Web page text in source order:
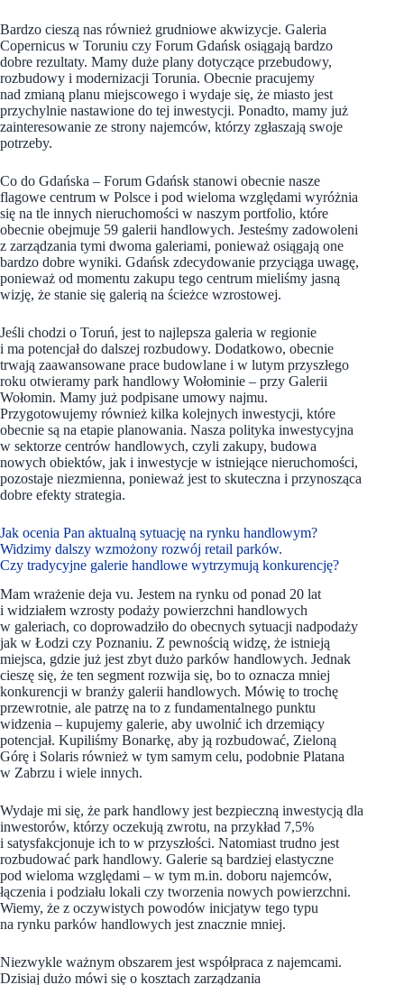
Bardzo cieszą nas również grudniowe akwizycje. Galeria
Copernicus w Toruniu czy Forum Gdańsk osiągają bardzo
dobre rezultaty. Mamy duże plany dotyczące przebudowy,
rozbudowy i modernizacji Torunia. Obecnie pracujemy
nad zmianą planu miejscowego i wydaje się, że miasto jest
przychylnie nastawione do tej inwestycji. Ponadto, mamy już
zainteresowanie ze strony najemców, którzy zgłaszają swoje
potrzeby.
Co do Gdańska – Forum Gdańsk stanowi obecnie nasze
flagowe centrum w Polsce i pod wieloma względami wyróżnia
się na tle innych nieruchomości w naszym portfolio, które
obecnie obejmuje 59 galerii handlowych. Jesteśmy zadowoleni
z zarządzania tymi dwoma galeriami, ponieważ osiągają one
bardzo dobre wyniki. Gdańsk zdecydowanie przyciąga uwagę,
ponieważ od momentu zakupu tego centrum mieliśmy jasną
wizję, że stanie się galerią na ścieżce wzrostowej.
Jeśli chodzi o Toruń, jest to najlepsza galeria w regionie
i ma potencjał do dalszej rozbudowy. Dodatkowo, obecnie
trwają zaawansowane prace budowlane i w lutym przyszłego
roku otwieramy park handlowy Wołominie – przy Galerii
Wołomin. Mamy już podpisane umowy najmu.
Przygotowujemy również kilka kolejnych inwestycji, które
obecnie są na etapie planowania. Nasza polityka inwestycyjna
w sektorze centrów handlowych, czyli zakupy, budowa
nowych obiektów, jak i inwestycje w istniejące nieruchomości,
pozostaje niezmienna, ponieważ jest to skuteczna i przynosząca
dobre efekty strategia.
Jak ocenia Pan aktualną sytuację na rynku handlowym?
Widzimy dalszy wzmożony rozwój retail parków.
Czy tradycyjne galerie handlowe wytrzymują konkurencję?
Mam wrażenie deja vu. Jestem na rynku od ponad 20 lat
i widziałem wzrosty podaży powierzchni handlowych
w galeriach, co doprowadziło do obecnych sytuacji nadpodaży
jak w Łodzi czy Poznaniu. Z pewnością widzę, że istnieją
miejsca, gdzie już jest zbyt dużo parków handlowych. Jednak
cieszę się, że ten segment rozwija się, bo to oznacza mniej
konkurencji w branży galerii handlowych. Mówię to trochę
przewrotnie, ale patrzę na to z fundamentalnego punktu
widzenia – kupujemy galerie, aby uwolnić ich drzemiący
potencjał. Kupiliśmy Bonarkę, aby ją rozbudować, Zieloną
Górę i Solaris również w tym samym celu, podobnie Platana
w Zabrzu i wiele innych.
Wydaje mi się, że park handlowy jest bezpieczną inwestycją dla
inwestorów, którzy oczekują zwrotu, na przykład 7,5%
i satysfakcjonuje ich to w przyszłości. Natomiast trudno jest
rozbudować park handlowy. Galerie są bardziej elastyczne
pod wieloma względami – w tym m.in. doboru najemców,
łączenia i podziału lokali czy tworzenia nowych powierzchni.
Wiemy, że z oczywistych powodów inicjatyw tego typu
na rynku parków handlowych jest znacznie mniej.
Niezwykle ważnym obszarem jest współpraca z najemcami.
Dzisiaj dużo mówi się o kosztach zarządzania